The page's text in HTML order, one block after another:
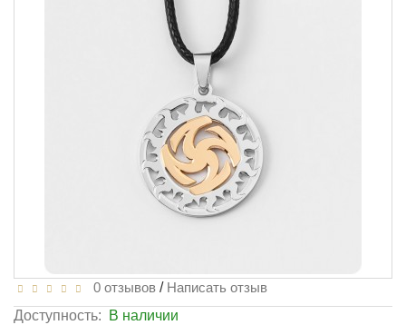
0 отзывов / Написать отзыв
Доступность:
В наличии